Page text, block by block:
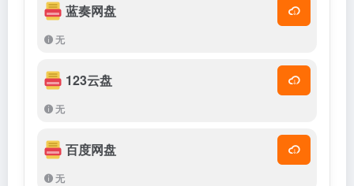
蓝奏网盘
无
123云盘
无
百度网盘
无